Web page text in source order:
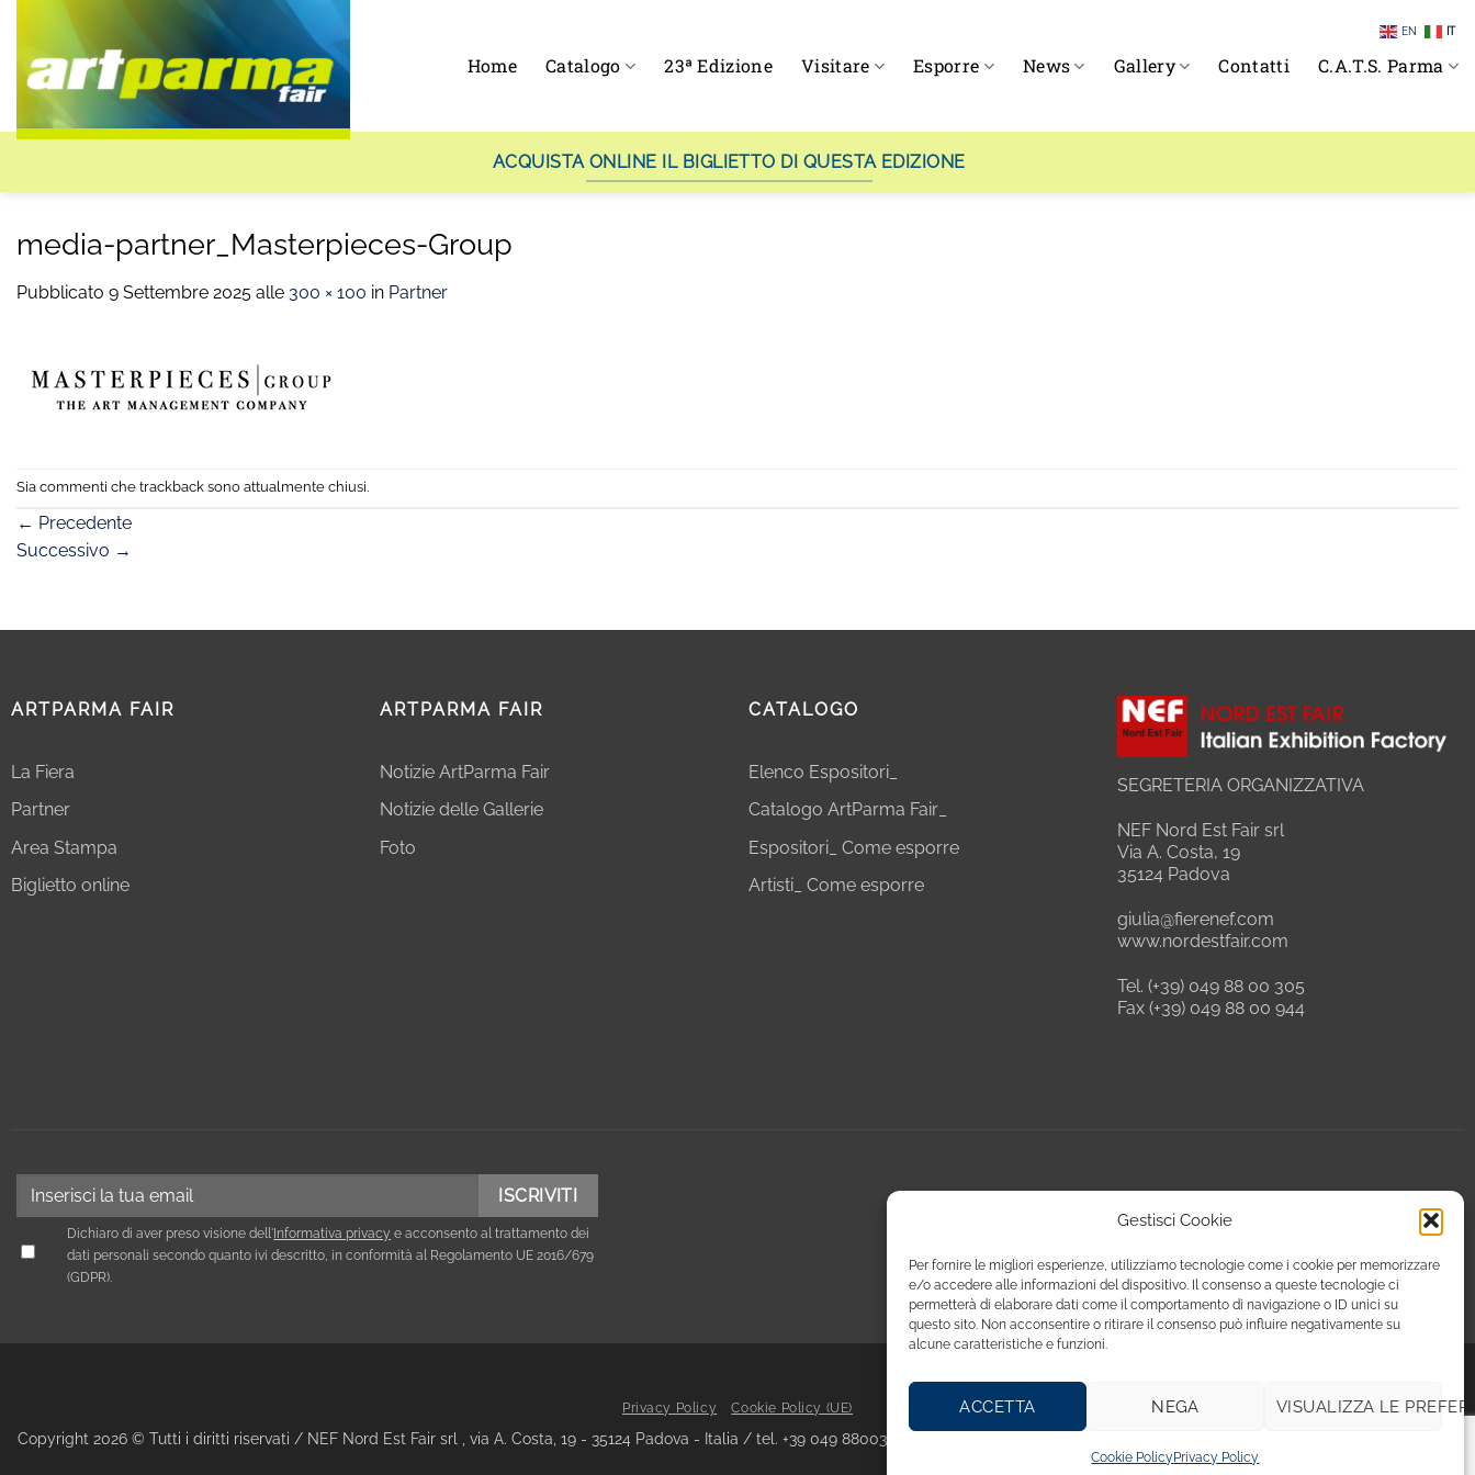
Gestisci Cookie
Per fornire le migliori esperienze, utilizziamo tecnologie come i cookie per memorizzare
e/o accedere alle informazioni del dispositivo. Il consenso a queste tecnologie ci
permetterà di elaborare dati come il comportamento di navigazione o ID unici su
questo sito. Non acconsentire o ritirare il consenso può influire negativamente su
alcune caratteristiche e funzioni.
ACCETTA NEGA VISUALIZZA LE
Cookie PolicyPrivacy Policy
contenuti
Home Catalogo 23ª Edizione Visitare Esporre News Gallery Contatti C.A.T.S. Parma
ACQUISTA ONLINE IL BIGLIETTO DI QUESTA EDIZIONE
media-partner_Masterpieces-Group
Pubblicato 9 Settembre 2025 alle 300 × 100 in Partner
Sia commenti che trackback sono attualmente chiusi.
← Precedente
Successivo →
ARTPARMA FAIR
La Fiera
Partner
Area Stampa
Biglietto online
ARTPARMA FAIR
Notizie ArtParma Fair
Notizie delle Gallerie
Foto
CATALOGO
Elenco Espositori_
Catalogo ArtParma Fair_
Espositori_ Come esporre
Artisti_ Come esporre
SEGRETERIA ORGANIZZATIVA
NEF Nord Est Fair srl
Via A. Costa, 19
35124 Padova
giulia@fierenef.com
www.nordestfair.com
Tel. (+39) 049 88 00 305
Fax (+39) 049 88 00 944
Dichiaro di aver preso visione dell'Informativa privacy e acconsento al trattamento dei
dati personali secondo quanto ivi descritto, in conformità al Regolamento UE 2016/679
(GDPR).
Privacy Policy Cookie Policy (UE)
Copyright 2026 © Tutti i diritti riservati / NEF Nord Est Fair srl , via A. Costa, 19 - 35124 Padova - Italia / tel. +39 049 8800305 - fax +39 049 8800944 - email: giulia@fierenef.com / p.iva & c.f. 03757810282
EN IT